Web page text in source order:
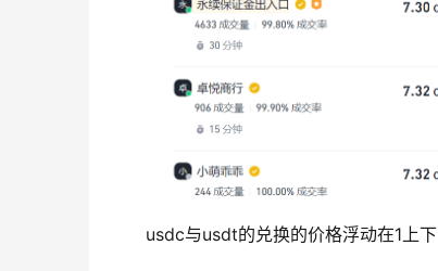
usdc与usdt的兑换的价格浮动在1上下